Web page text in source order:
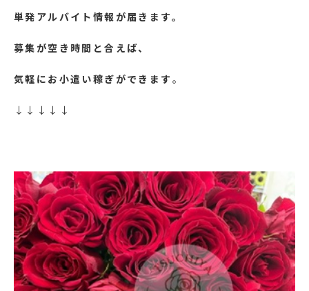
単発アルバイト情報が届きます。
募集が空き時間と合えば、
気軽にお小遣い稼ぎができます 。
↓↓↓↓↓